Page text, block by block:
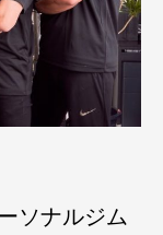
ソナルジム